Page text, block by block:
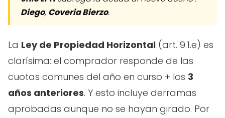
Diego, Coveria Bierzo.
La Ley de Propiedad Horizontal (art. 9.1.e) es
clarísima: el comprador responde de las
cuotas comunes del año en curso + los 3
años anteriores. Y esto incluye derramas
aprobadas aunque no se hayan girado. Por